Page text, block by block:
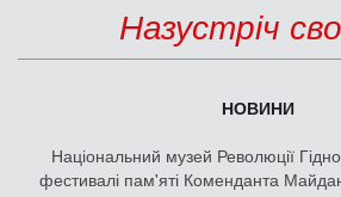
Назустріч
НОВИНИ
Національний музей Революції
фестивалі пам'яті Коменданта